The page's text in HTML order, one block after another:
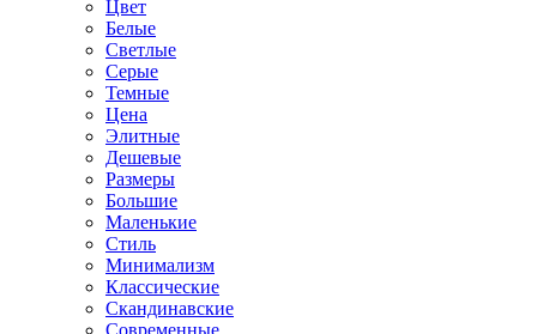
Цвет
Белые
Светлые
Серые
Темные
Цена
Элитные
Дешевые
Размеры
Большие
Маленькие
Стиль
Минимализм
Классические
Скандинавские
Современные